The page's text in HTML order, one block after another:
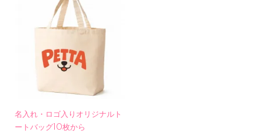
名入れ・ロゴ入りオリジナルト
ートバッグ10枚から